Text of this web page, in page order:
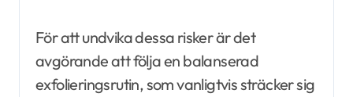
För att undvika dessa risker är det
avgörande att följa en balanserad
exfolieringsrutin, som vanligtvis sträcker sig